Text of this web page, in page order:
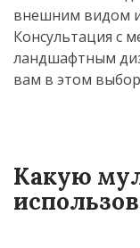
внешним видом
Консультация с
ландшафтным
вам в этом
Какую